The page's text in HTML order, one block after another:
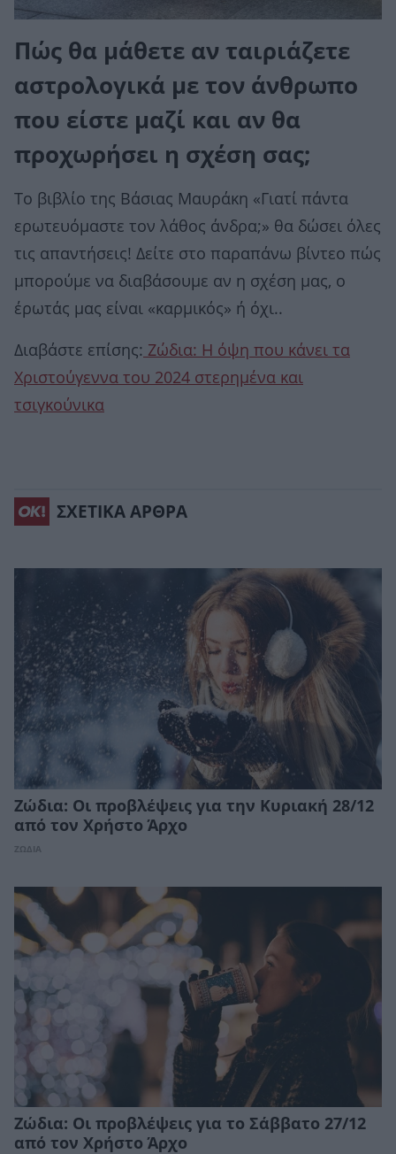
Πώς θα μάθετε αν ταιριάζετε
αστρολογικά με τον άνθρωπο
που είστε μαζί και αν θα
προχωρήσει η σχέση σας;
Το βιβλίο της Βάσιας Μαυράκη «Γιατί πάντα
ερωτευόμαστε τον λάθος άνδρα;» θα δώσει όλες
τις απαντήσεις! Δείτε στο παραπάνω βίντεο πώς
μπορούμε να διαβάσουμε αν η σχέση μας, ο
έρωτάς μας είναι «καρμικός» ή όχι..
Διαβάστε επίσης: Ζώδια: Η όψη που κάνει τα
Χριστούγεννα του 2024 στερημένα και
τσιγκούνικα
ΣΧΕΤΙΚΑ ΑΡΘΡΑ
Ζώδια: Οι προβλέψεις για την Κυριακή 28/12
από τον Χρήστο Άρχο
ΖΩΔΙΑ
Ζώδια: Οι προβλέψεις για το Σάββατο 27/12
από τον Χρήστο Άρχο